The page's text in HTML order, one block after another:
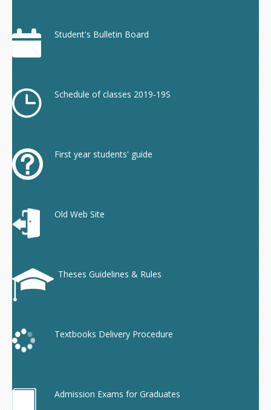
Student's Bulletin Board
Schedule of classes 2019-19S
First year students' guide
Old Web Site
Theses Guidelines & Rules
Textbooks Delivery Procedure
Admission Exams for Graduates